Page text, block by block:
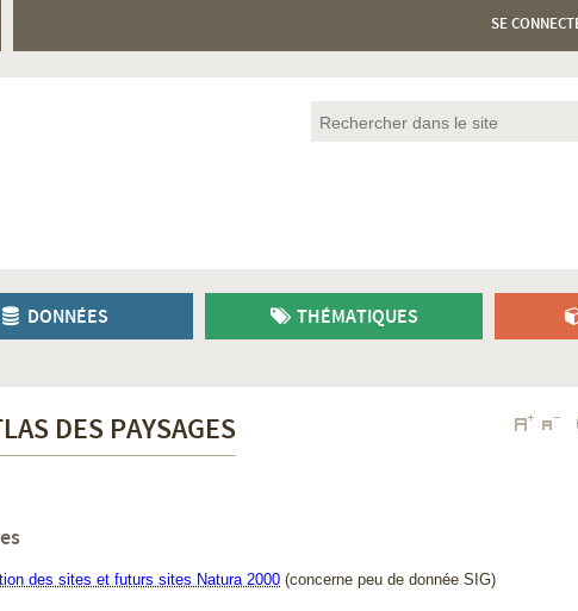
SE
DONNÉES THÉMATIQUES
DES PAYSAGES
des sites et futurs sites Natura 2000 (concerne peu de donnée SIG)